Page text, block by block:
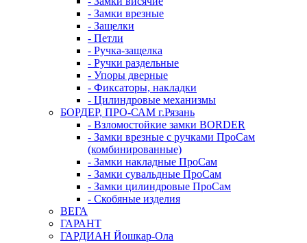
- Замки врезные
- Защелки
- Петли
- Ручка-защелка
- Ручки раздельные
- Упоры дверные
- Фиксаторы, накладки
- Цилиндровые механизмы
БОРДЕР, ПРО-САМ г.Рязань
- Взломостойкие замки BORDER
- Замки врезные с ручками ПроСам
(комбинированные)
- Замки накладные ПроСам
- Замки сувальдные ПроСам
- Замки цилиндровые ПроСам
- Скобяные изделия
ВЕГА
ГАРАНТ
ГАРДИАН Йошкар-Ола